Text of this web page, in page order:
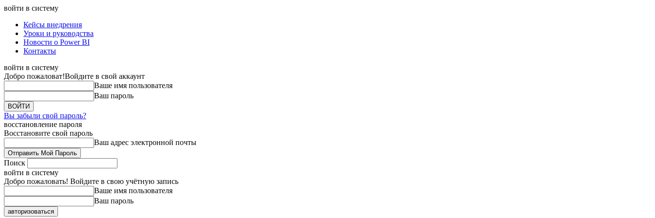
войти в систему
Кейсы внедрения
Уроки и руководства
Новости о Power BI
Контакты
войти в систему
Добро пожаловат!Войдите в свой аккаунт
Ваше имя пользователя
Ваш пароль
Вы забыли свой пароль?
восстановление пароля
Восстановите свой пароль
Ваш адрес электронной почты
Поиск
войти в систему
Добро пожаловать! Войдите в свою учётную запись
Ваше имя пользователя
Ваш пароль